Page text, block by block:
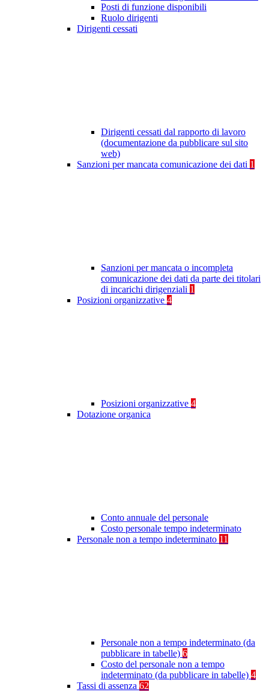
Posti di funzione disponibili
Ruolo dirigenti
Dirigenti cessati
Dirigenti cessati dal rapporto di lavoro
(documentazione da pubblicare sul sito
web)
Sanzioni per mancata comunicazione dei dati 1
Sanzioni per mancata o incompleta
comunicazione dei dati da parte dei titolari
di incarichi dirigenziali 1
Posizioni organizzative 4
Posizioni organizzative 4
Dotazione organica
Conto annuale del personale
Costo personale tempo indeterminato
Personale non a tempo indeterminato 11
Personale non a tempo indeterminato (da
pubblicare in tabelle) 6
Costo del personale non a tempo
indeterminato (da pubblicare in tabelle) 4
Tassi di assenza 62